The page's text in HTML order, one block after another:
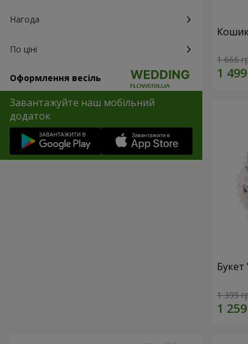
Нагода
По ціні
Оформлення весіль
Завантажуйте наш мобільний
додаток
1 666
Букет
1 399